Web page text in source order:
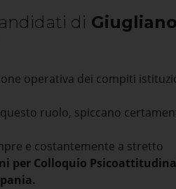
di
operativa dei compiti
ruolo, spiccano
e costantemente a stretto
per Colloquio